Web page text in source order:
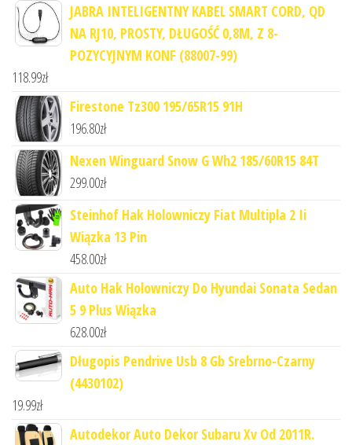
JABRA INTELIGENTNY KABEL SMART CORD, QD
NA RJ10, PROSTY, DŁUGOŚĆ 0,8M, Z 8-
POZYCYJNYM KONF (88007-99)
118.99zł
Firestone Tz300 195/65R15 91H
196.80zł
Nexen Winguard Snow G Wh2 185/60R15 84T
299.00zł
Steinhof Hak Holowniczy Fiat Multipla 2 Ii
Wiązka 13 Pin
458.00zł
Auto Hak Holowniczy Do Hyundai Sonata Sedan
5 9 Plus Wiązka
628.00zł
Długopis Pendrive Usb 8 Gb Srebrno-Czarny
(4430102)
19.99zł
Autodekor Auto Dekor Subaru Xv Od 2011R.